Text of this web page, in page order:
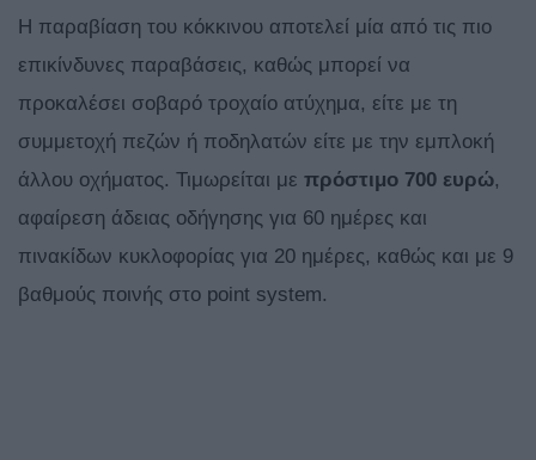
Η παραβίαση του κόκκινου αποτελεί μία από τις πιο
επικίνδυνες παραβάσεις, καθώς μπορεί να
προκαλέσει σοβαρό τροχαίο ατύχημα, είτε με τη
συμμετοχή πεζών ή ποδηλατών είτε με την εμπλοκή
άλλου οχήματος. Τιμωρείται με πρόστιμο 700 ευρώ,
αφαίρεση άδειας οδήγησης για 60 ημέρες και
πινακίδων κυκλοφορίας για 20 ημέρες, καθώς και με 9
βαθμούς ποινής στο point system.